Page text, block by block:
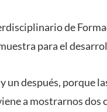
de
para el
un después, porque
a mostrarnos